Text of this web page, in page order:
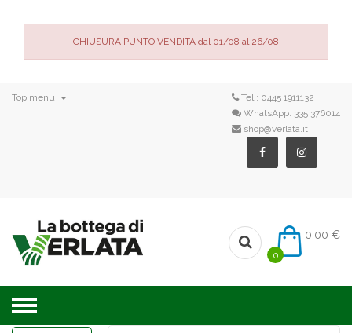
CHIUSURA PUNTO VENDITA dal 01/08 al 26/08
Top menu  Tel.: 0445 1911132
WhatsApp: 335 376014
shop@verlata.it
0,00 €
0